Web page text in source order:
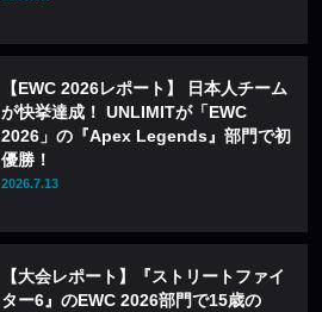
【EWC 2026レポート】 日本人チーム
が快挙達成！ UNLIMITが「EWC
2026」の『Apex Legends』部門で初
優勝！
2026.7.13
【大会レポート】『ストリートファイ
ター6』のEWC 2026部門で15歳の